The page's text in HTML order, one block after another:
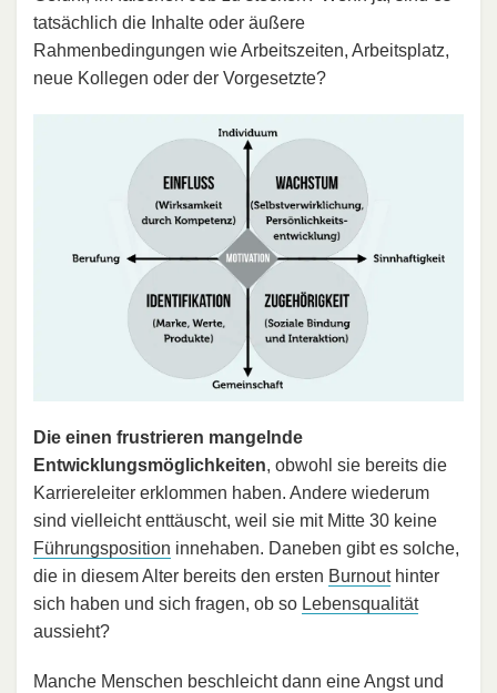
tatsächlich die Inhalte oder äußere
Rahmenbedingungen wie Arbeitszeiten, Arbeitsplatz,
neue Kollegen oder der Vorgesetzte?
Die einen frustrieren mangelnde
Entwicklungsmöglichkeiten, obwohl sie bereits die
Karriereleiter erklommen haben. Andere wiederum
sind vielleicht enttäuscht, weil sie mit Mitte 30 keine
Führungsposition innehaben. Daneben gibt es solche,
die in diesem Alter bereits den ersten Burnouthinter
sich haben und sich fragen, ob so Lebensqualität
aussieht?
Manche Menschen beschleicht dann eine Angst und